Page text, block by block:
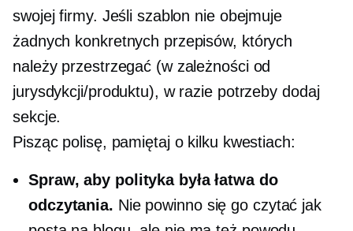
swojej firmy. Jeśli szablon nie obejmuje
żadnych konkretnych przepisów, których
należy przestrzegać (w zależności od
jurysdykcji/produktu), w razie potrzeby dodaj
sekcje.
Pisząc polisę, pamiętaj o kilku kwestiach:
Spraw, aby polityka była łatwa do
odczytania. Nie powinno się go czytać jak